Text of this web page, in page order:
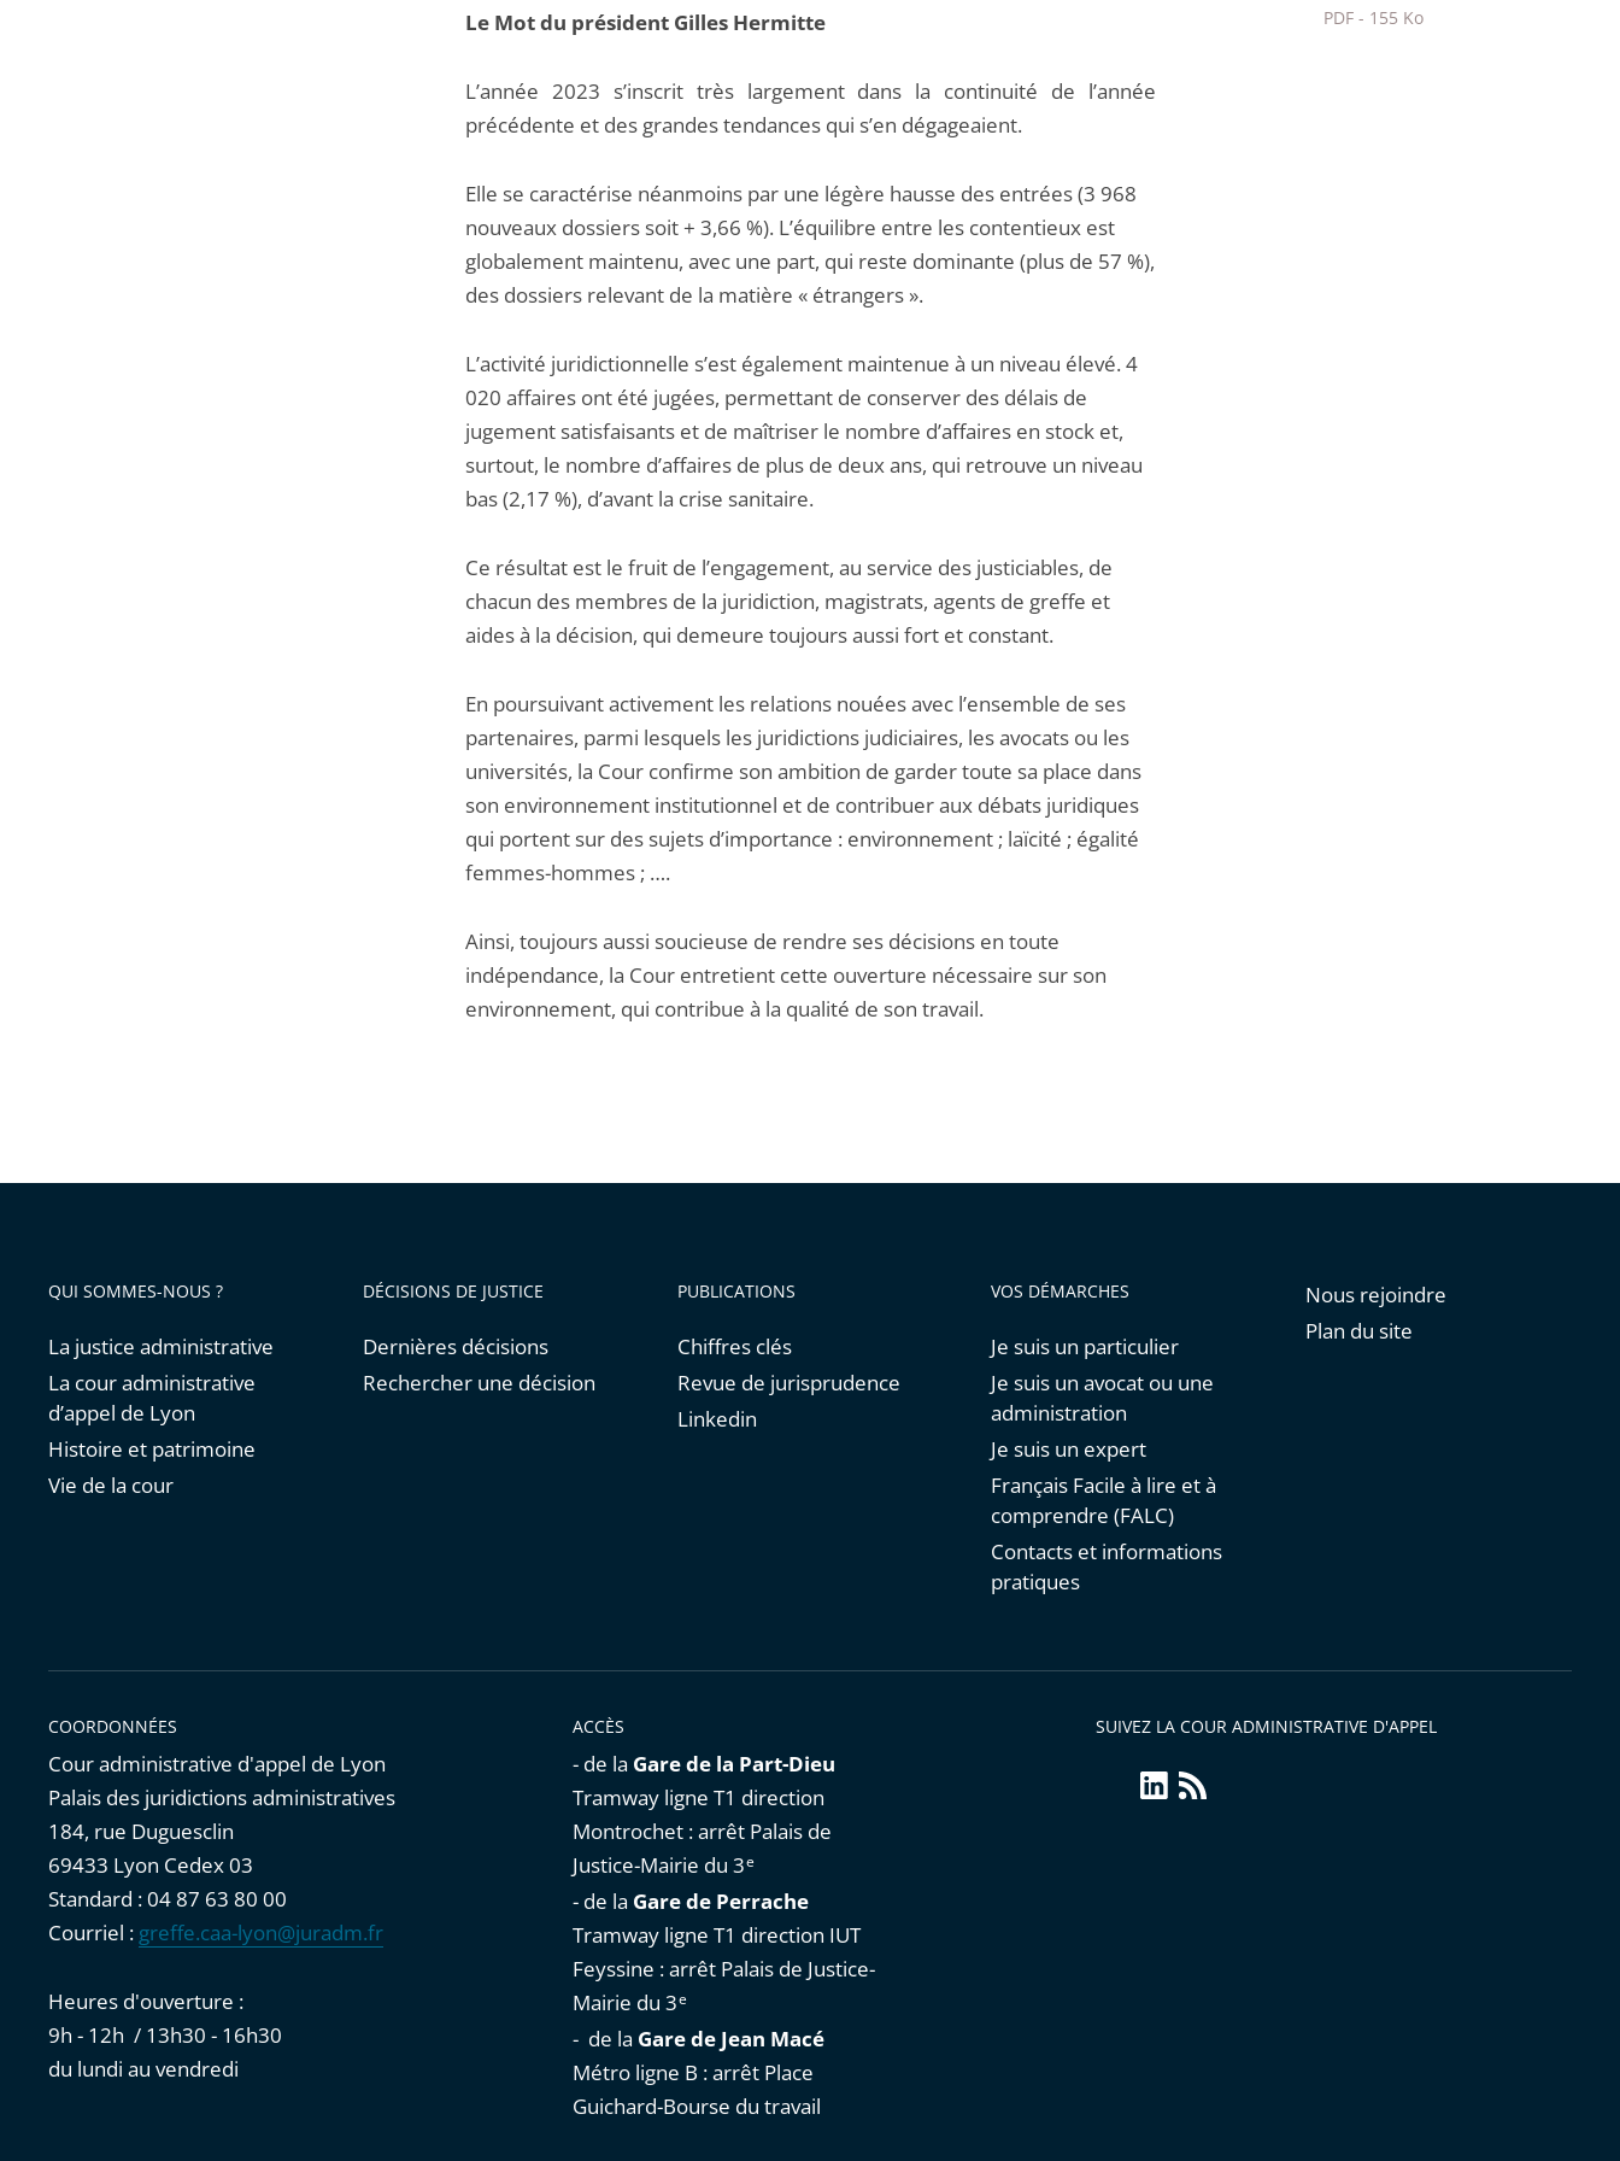
PDF - 155 Ko
Le Mot du président Gilles Hermitte
L’année 2023 s’inscrit très largement dans la continuité de l’année
précédente et des grandes tendances qui s’en dégageaient.
Elle se caractérise néanmoins par une légère hausse des entrées (3 968
nouveaux dossiers soit + 3,66 %). L’équilibre entre les contentieux est
globalement maintenu, avec une part, qui reste dominante (plus de 57 %),
des dossiers relevant de la matière « étrangers ».
L’activité juridictionnelle s’est également maintenue à un niveau élevé. 4
020 affaires ont été jugées, permettant de conserver des délais de
jugement satisfaisants et de maîtriser le nombre d’affaires en stock et,
surtout, le nombre d’affaires de plus de deux ans, qui retrouve un niveau
bas (2,17 %), d’avant la crise sanitaire.
Ce résultat est le fruit de l’engagement, au service des justiciables, de
chacun des membres de la juridiction, magistrats, agents de greffe et
aides à la décision, qui demeure toujours aussi fort et constant.
En poursuivant activement les relations nouées avec l’ensemble de ses
partenaires, parmi lesquels les juridictions judiciaires, les avocats ou les
universités, la Cour confirme son ambition de garder toute sa place dans
son environnement institutionnel et de contribuer aux débats juridiques
qui portent sur des sujets d’importance : environnement ; laïcité ; égalité
femmes-hommes ; ….
Ainsi, toujours aussi soucieuse de rendre ses décisions en toute
indépendance, la Cour entretient cette ouverture nécessaire sur son
environnement, qui contribue à la qualité de son travail.
QUI SOMMES-NOUS ?
La justice administrative
La cour administrative
d’appel de Lyon
Histoire et patrimoine
Vie de la cour
DÉCISIONS DE JUSTICE
Dernières décisions
Rechercher une décision
PUBLICATIONS
Chiffres clés
Revue de jurisprudence
Linkedin
VOS DÉMARCHES
Je suis un particulier
Je suis un avocat ou une
administration
Je suis un expert
Français Facile à lire et à
comprendre (FALC)
Contacts et informations
pratiques
Nous rejoindre
Plan du site
COORDONNÉES
Cour administrative d'appel de Lyon
Palais des juridictions administratives
184, rue Duguesclin
69433 Lyon Cedex 03
Standard : 04 87 63 80 00
Courriel : greffe.caa-lyon@juradm.fr
Heures d'ouverture :
9h - 12h / 13h30 - 16h30
du lundi au vendredi
ACCÈS
- de la Gare de la Part-Dieu
Tramway ligne T1 direction
Montrochet : arrêt Palais de
Justice-Mairie du 3e
- de la Gare de Perrache
Tramway ligne T1 direction IUT
Feyssine : arrêt Palais de Justice-
Mairie du 3e
- de la Gare de Jean Macé
Métro ligne B : arrêt Place
Guichard-Bourse du travail
SUIVEZ LA COUR ADMINISTRATIVE D'APPEL
Twitter
Conseil
Linkedin
Flux
RSS